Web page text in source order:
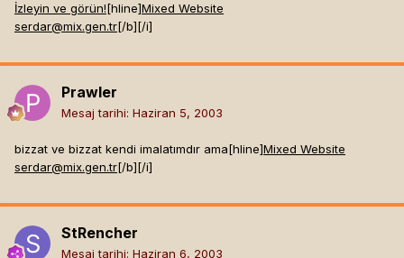
İzleyin ve görün![hline]Mixed Website
serdar@mix.gen.tr[/b][/i]
Prawler
Mesaj tarihi: Haziran 5, 2003
bizzat ve bizzat kendi imalatımdır ama[hline]Mixed Website
serdar@mix.gen.tr[/b][/i]
StRencher
Mesaj tarihi: Haziran 6, 2003